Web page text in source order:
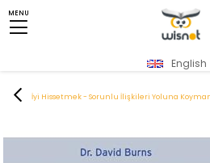
MENU
English
AkıI & Zeka Oyunları
Birlikte İyi Hissetmek - Sorunlu İlişkileri Yoluna